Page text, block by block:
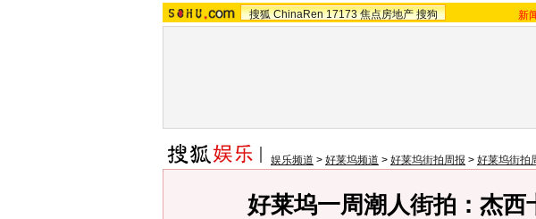
搜狐 ChinaRen 17173 焦点房地产 搜狗 新
娱乐频道 > 好莱坞频道 > 好莱坞街拍周报 > 好莱坞街拍
好莱坞一周潮人街拍：杰西